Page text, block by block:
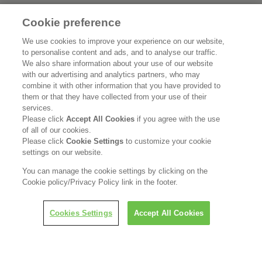
花王公式SNSアカウント
Home 花王について
サステナビリティ
ブランド 投資家情報
利用者情報の外部送信 ソーシャルメディアポリシー
Cookie preference
We use cookies to improve your experience on our website,
to personalise content and ads, and to analyse our traffic.
We also share information about your use of our website
with our advertising and analytics partners, who may
combine it with other information that you have provided to
them or that they have collected from your use of their
services.
Please clickAccept All Cookies if you agree with the use
of all of our cookies.
Please clickCookie Settingsto customize your cookie
settings on our website.
You can manage the cookie settings by clicking on the
Cookie policy/Privacy Policy link in the footer.
Cookies Settings Accept All Cookies